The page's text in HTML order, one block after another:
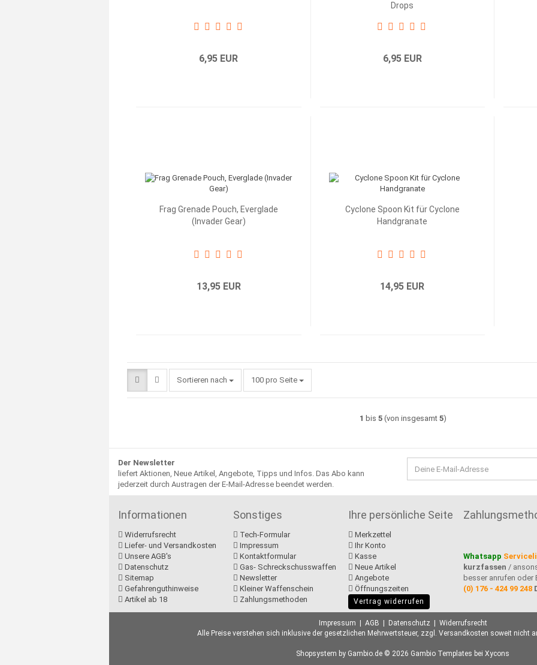
6,95 EUR
Drops
6,95 EUR
Frag Grenade Pouch, Everglade
(Invader Gear)
13,95 EUR
Cyclone Spoon Kit für Cyclone
Handgranate
14,95 EUR
Sortieren nach
Sortieren nach 100 pro Seite
pro Seite
1 bis 5(von insgesamt 5)
Der Newsletter
liefert Aktionen, Neue Artikel, Angebote, Tipps und Infos. Das Abo kann
jederzeit durch Austragen der E-Mail-Adresse beendet werden.
Informationen
Widerrufsrecht
Liefer- und Versandkosten
Unsere AGB's
Datenschutz
Sitemap
Gefahrenguthinweise
Artikel ab 18
Sonstiges
Tech-Formular
Impressum
Kontaktformular
Gas- Schreckschusswaffen
Newsletter
Kleiner Waffenschein
Zahlungsmethoden
Ihre persönliche Seite
Merkzettel
Ihr Konto
Kasse
Neue Artikel
Angebote
Öffnungszeiten
Vertrag widerrufen
Whatsapp
kurzfassen /
besser anrufen oder
(0) 176 - 424 99 248
Impressum | AGB | Datenschutz | Widerrufsrecht
Alle Preise verstehen sich inklusive der gesetzlichen Mehrwertsteuer, zzgl. Versandkosten soweit nicht
Shopsystem by Gambio.de © 2026 Gambio Templates bei Xycons